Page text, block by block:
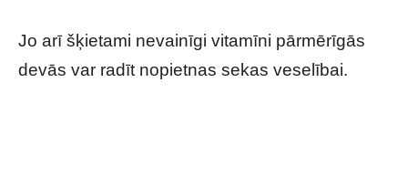
Jo arī šķietami nevainīgi vitamīni pārmērīgās
devās var radīt nopietnas sekas veselībai.